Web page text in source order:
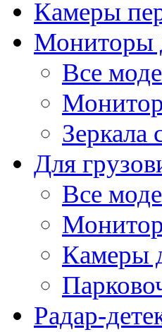
Камеры
Мониторы
Все
Зеркала
Для
Все
Камеры
Радар-